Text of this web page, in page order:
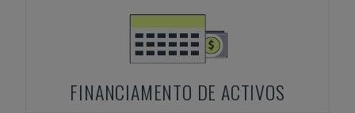
FINANCIAMENTO DE ACTIVOS